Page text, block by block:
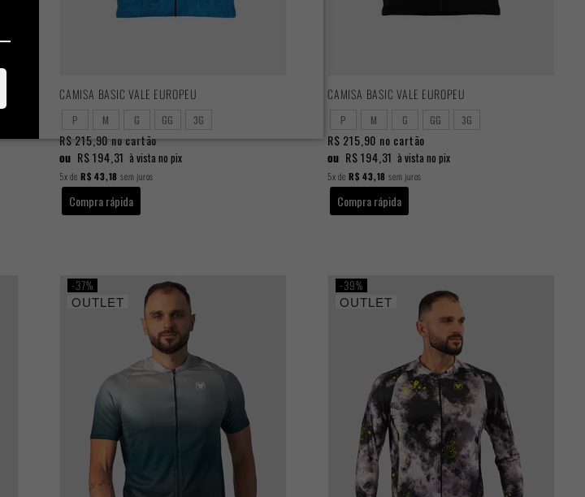
CAMISA BASIC VALE EUROPEU
P M G GG 3G
R$ 215,90no cartão
ou R$ 194,31 à vista no pix
5xde R$ 43,18 sem juros
Compra rápida
CAMISA BASIC VALE EUROPEU
P M G GG 3G
R$ 215,90 no cartão
ou R$ 194,31 à vista no pix
5xde R$ 43,18 sem juros
Compra rápida
OUTLET
37%
OUTLET
39%